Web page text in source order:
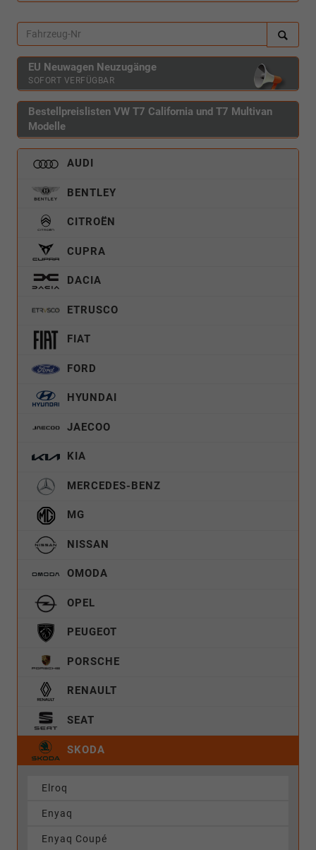
EU Neuwagen Neuzugänge
SOFORT VERFÜGBAR
Bestellpreislisten VW T7 California und T7 Multivan
Modelle
AUDI
BENTLEY
CITROËN
CUPRA
DACIA
ETRUSCO
FIAT
FORD
HYUNDAI
JAECOO
KIA
MERCEDES-BENZ
MG
NISSAN
OMODA
OPEL
PEUGEOT
PORSCHE
RENAULT
SEAT
SKODA
Elroq
Enyaq
Enyaq Coupé